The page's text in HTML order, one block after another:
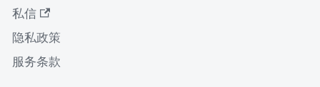
私信
隐私政策
服务条款